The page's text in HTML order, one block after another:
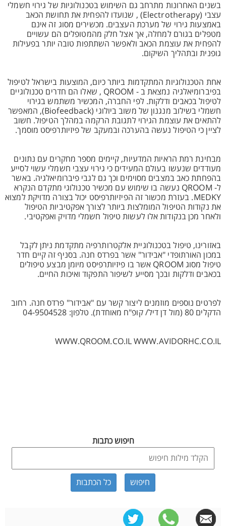
בשנים האחרונות מתרחב גם השימוש בטכנולוגיות של גירוי חשמלי
עצבי (Electrotherapy) , שנועדו להפחית את תחושת הכאב
באמצעות גירוי של מערכת העצבים. מכשירים מסוג זה אינם
מטפלים בגורם למחלה, אך אצל חלק מהמטופלים הם עשויים
להפחית את עוצמת הכאב ולאפשר השתתפות טובה יותר בפעילות
גופנית ובתהליך השיקום.
אחת הטכנולוגיות המתקדמות ביותר כיום, המוצעות בישראל לטיפול
בפיברומיאלגיה נמצאת ב - QROOM , שאלו הם חדרים טכנולוגיים
לטיפול בכאבים ודלקות. לפי החברה, המכשיר משתמש בגירוי
חשמלי בשילוב מנגנון של משוב ביולוגי (Biofeedback), המאפשר
להתאים את עוצמת הגירוי לתגובת הרקמה במהלך הטיפול. חשוב
לציין כי הטיפול נעשה בהערכה ובמעקב של פיזיותרפיסט מוסמך.
מבחינת רמת הראיות המדעיות, קיימים מספר מחקרים עם נתונים
מעודדים שנעשו בעולם המעידים כי גירוי עצבי חשמלי עשוי לסייע
בהפחתת כאב במצבים מסוימים וכך גם לגבי פיברומיאלגיה. באשר
ל- QROOM נעשה בו שימוש עם מכשיר טכנולוגי מתקדם הנקרא
MEDKY. בעזרת מכשור זה הפיזיותרפיסט יכול בצורה מדויקת למצוא
את נקודות הטיפול המומלצות ביותר לצורך אפקטיביות הטיפול
ולאחר מכן בנקודות אלו לעשות טיפול חשמלי מדויק ואפקטיבי.
באזורינו, טיפול בטכנולוגיית אלקטרותרפיה מתקדמת ניתן לקבל
במכון האורתופדי "אבידור" אשר בפרדס חנה. בסניף זה קיים חדר
טיפול מסוג QROOM אשר בו פיזיותרפיסט מיומן מבצע טיפולים
בכאבים ודלקות ובכך מסייע לשיפור התפקוד ואיכות החיים.
לפרטים נוספים מוזמנים ליצור קשר עם "אבידור" פרדס חנה. רחוב
הדקלים 80 (מול דן דיל/ קופ"ח מאוחדת). טלפון: 04-9504528
WWW.QROOM.CO.IL WWW.AVIDORHC.CO.IL
חיפוש כתבות
כל הכתבות